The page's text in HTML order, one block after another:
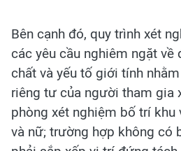
Bên cạnh đó, quy trình xét
các yêu cầu nghiêm ngặt về
chất và yếu tố giới tính
riêng tư của người tham gia
phòng xét nghiệm bố trí khu
và nữ; trường hợp không có